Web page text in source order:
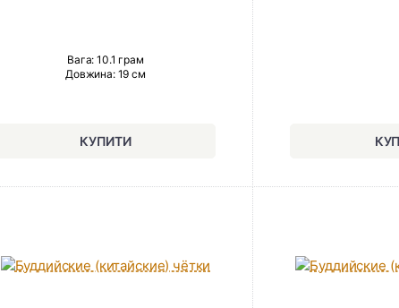
Вага: 10.1 грам
Довжина:19 см